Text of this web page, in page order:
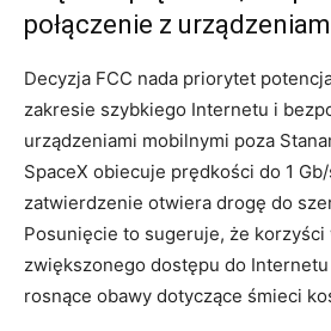
połączenie z
Decyzja FCC nada priorytet
zakresie szybkiego Internetu i
urządzeniami mobilnymi poza
SpaceX obiecuje prędkości do 1
zatwierdzenie otwiera drogę do
Posunięcie to sugeruje, że korzyści
zwiększonego dostępu do
rosnące obawy dotyczące śmieci